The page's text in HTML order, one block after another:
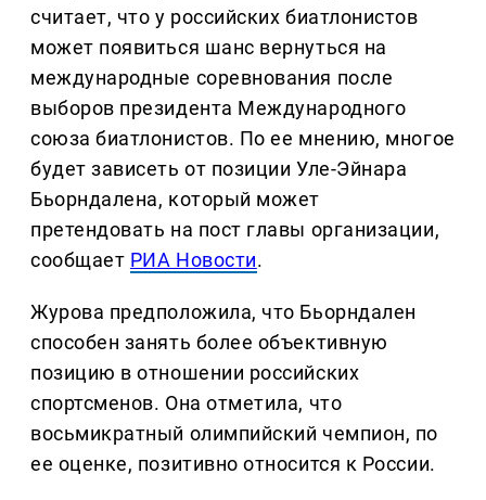
считает, что у российских биатлонистов
может появиться шанс вернуться на
международные соревнования после
выборов президента Международного
союза биатлонистов. По ее мнению, многое
будет зависеть от позиции Уле-Эйнара
Бьорндалена, который может
претендовать на пост главы организации,
сообщает РИА Новости.
Журова предположила, что Бьорндален
способен занять более объективную
позицию в отношении российских
спортсменов. Она отметила, что
восьмикратный олимпийский чемпион, по
ее оценке, позитивно относится к России.